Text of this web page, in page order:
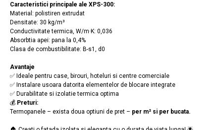
Caracteristici principale ale XPS-300:
Material: polistiren extrudat
Densitate: 30 kg/m³
Conductivitate termica, W/m·K: 0,036
Absorbtia apei: pana la 0,4%
Clasa de combustibilitate: B-s1, d0
Avantaje
✅ Ideale pentru case, birouri, hoteluri si centre comerciale
✅ Instalare usoara datorita elementelor de blocare integrate
✅ Durabilitate si izolatie termica optima
💰 Preturi:
Termopanele – exista doua optiuni de pret – per m² si per bucata.